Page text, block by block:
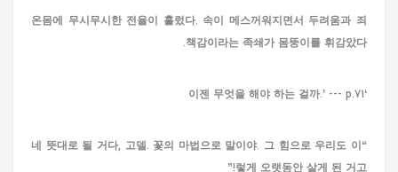
온몸에 무시무시한 전율이 흘렀다. 속이 메스꺼워지면서 두려움과 죄
책감이라는 족쇄가 몸뚱이를 휘감았다.
‘이젠 무엇을 해야 하는 걸까.’ --- p.71
“네 뜻대로 될 거다, 고델. 꽃의 마법으로 말이야. 그 힘으로 우리도 이